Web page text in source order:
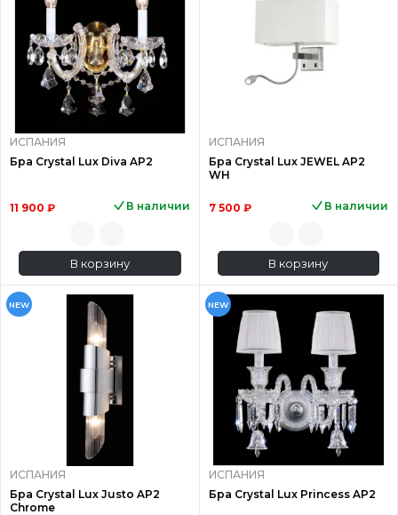
ИСПАНИЯ
Бра Crystal Lux Diva AP2
11 900 ₽ В наличии
В корзину
ИСПАНИЯ
Бра Crystal Lux JEWEL AP2
WH
7 500 ₽ В наличии
В корзину
NEW
ИСПАНИЯ
Бра Crystal Lux Justo AP2
Chrome
NEW
ИСПАНИЯ
Бра Crystal Lux Princess AP2